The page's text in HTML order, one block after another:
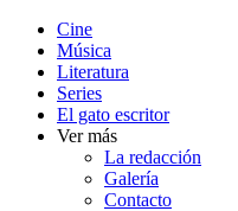
Cine
Música
Literatura
Series
El gato escritor
Ver más
La redacción
Galería
Contacto